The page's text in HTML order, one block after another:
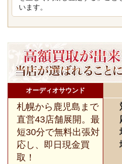
います。
オーディオサウンド
札幌から鹿児島まで
直営43店舗展開。最
短30分で無料出張対
応し、即日現金買
取！